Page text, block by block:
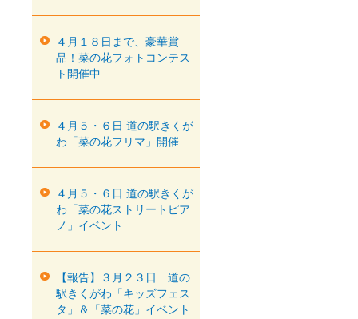
４月１８日まで、豪華賞
品！菜の花フォトコンテス
ト開催中
４月５・６日 道の駅きくが
わ「菜の花フリマ」開催
４月５・６日 道の駅きくが
わ「菜の花ストリートピア
ノ」イベント
【報告】３月２３日 道の
駅きくがわ「キッズフェス
タ」＆「菜の花」イベント